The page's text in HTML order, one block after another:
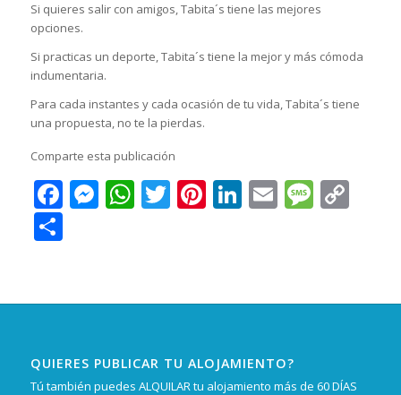
Si quieres salir con amigos, Tabita´s tiene las mejores
opciones.
Si practicas un deporte, Tabita´s tiene la mejor y más cómoda
indumentaria.
Para cada instantes y cada ocasión de tu vida, Tabita´s tiene
una propuesta, no te la pierdas.
Comparte esta publicación
Facebook
Messenger
WhatsApp
Twitter
Pinterest
LinkedIn
Email
Compartir
QUIERES PUBLICAR TU ALOJAMIENTO?
Tú también puedes ALQUILAR tu alojamiento más de 60 DÍAS